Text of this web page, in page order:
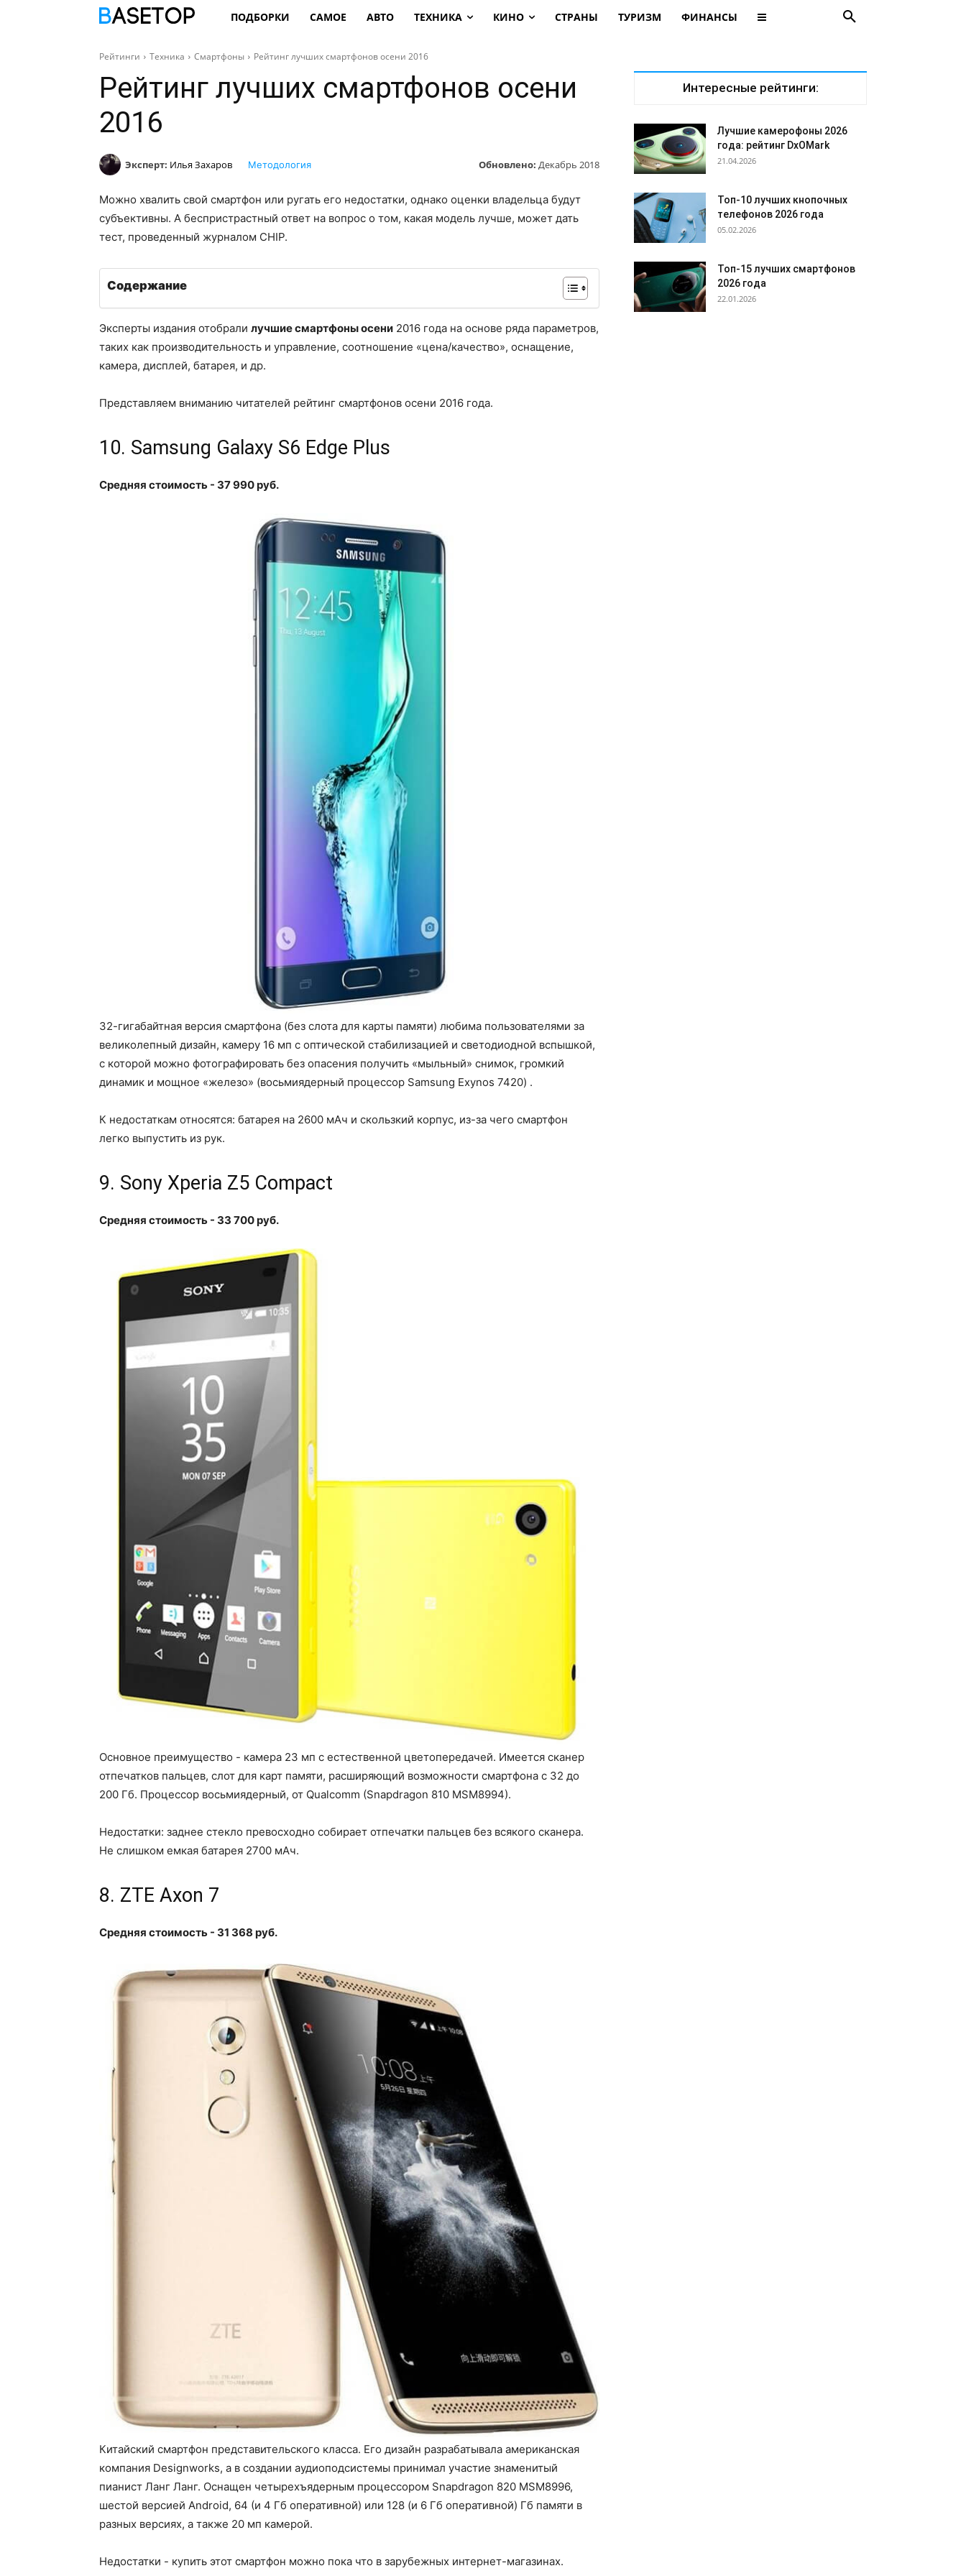
ПОДБОРКИ САМОЕ АВТО ТЕХНИКА КИНО СТРАНЫ ТУРИЗМ ФИНАНСЫ
Рейтинги Техника Смартфоны Рейтинг лучших смартфонов осени 2016
Рейтинг лучших смартфонов осени
2016
Эксперт: Илья Захаров Обновлено: Декабрь 2018
Методология
Можно хвалить свой смартфон или ругать его недостатки, однако оценки владельца будут
субъективны. А беспристрастный ответ на вопрос о том, какая модель лучше, может дать
тест, проведенный журналом CHIP.
Содержание
Эксперты издания отобрали лучшие смартфоны осени 2016 года на основе ряда параметров,
таких как производительность и управление, соотношение «цена/качество», оснащение,
камера, дисплей, батарея, и др.
Представляем вниманию читателей рейтинг смартфонов осени 2016 года.
10. Samsung Galaxy S6 Edge Plus
Средняя стоимость - 37 990 руб.
32-гигабайтная версия смартфона (без слота для карты памяти) любима пользователями за
великолепный дизайн, камеру 16 мп с оптической стабилизацией и светодиодной вспышкой,
с которой можно фотографировать без опасения получить «мыльный» снимок, громкий
динамик и мощное «железо» (восьмиядерный процессор Samsung Exynos 7420) .
К недостаткам относятся: батарея на 2600 мАч и скользкий корпус, из-за чего смартфон
легко выпустить из рук.
9. Sony Xperia Z5 Compact
Средняя стоимость - 33 700 руб.
Основное преимущество - камера 23 мп с естественной цветопередачей. Имеется сканер
отпечатков пальцев, слот для карт памяти, расширяющий возможности смартфона с 32 до
200 Гб. Процессор восьмиядерный, от Qualcomm (Snapdragon 810 MSM8994).
Недостатки: заднее стекло превосходно собирает отпечатки пальцев без всякого сканера.
Не слишком емкая батарея 2700 мАч.
8. ZTE Axon 7
Средняя стоимость - 31 368 руб.
Китайский смартфон представительского класса. Его дизайн разрабатывала американская
компания Designworks, а в создании аудиоподсистемы принимал участие знаменитый
пианист Ланг Ланг. Оснащен четырехъядерным процессором Snapdragon 820 MSM8996,
шестой версией Android, 64 (и 4 Гб оперативной) или 128 (и 6 Гб оперативной) Гб памяти в
разных версиях, а также 20 мп камерой.
Недостатки - купить этот смартфон можно пока что в зарубежных интернет-магазинах.
Интересные рейтинги:
Лучшие камерофоны 2026
года: рейтинг DxOMark
21.04.2026
Топ-10 лучших кнопочных
телефонов 2026 года
05.02.2026
Топ-15 лучших смартфонов
2026 года
22.01.2026